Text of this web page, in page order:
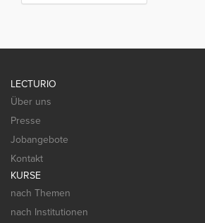
LECTURIO
Über uns
Presse
Jobangebote
Kontakt
KURSE
nach Themen
nach Institutionen